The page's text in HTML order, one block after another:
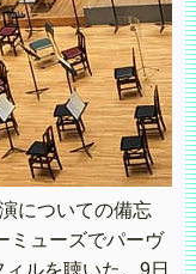
についての備忘
ミューズでパーヴ